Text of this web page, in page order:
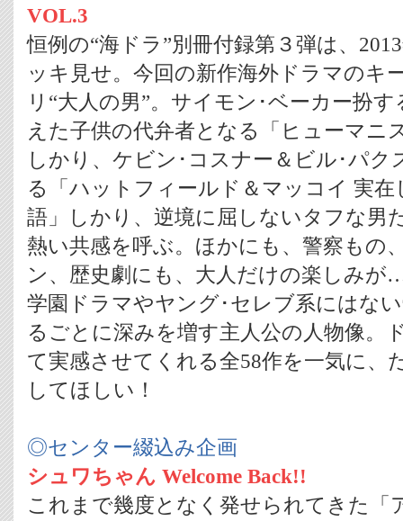
VOL.3
恒例の“海ドラ”別冊付録第３弾は、
ッキ見せ。今回の新作海外ドラマのキ
リ“大人の男”。サイモン･ベーカー扮
えた子供の代弁者となる「ヒューマニ
しかり、ケビン･コスナー＆ビル･パク
る「ハットフィールド＆マッコイ 実在
語」しかり、逆境に屈しないタフな男
熱い共感を呼ぶ。ほかにも、警察もの
ン、歴史劇にも、大人だけの楽しみが
学園ドラマやヤング･セレブ系にはな
るごとに深みを増す主人公の人物像。
て実感させてくれる全58作を一気に、
してほしい！
◎センター綴込み企画
シュワちゃん Welcome Back!!
これまで幾度となく発せられてきた「